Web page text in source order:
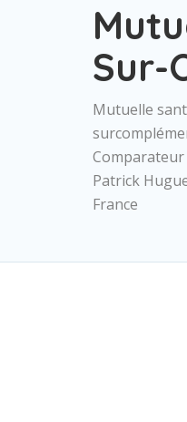
Sur-
Mutuelle
Patrick
France